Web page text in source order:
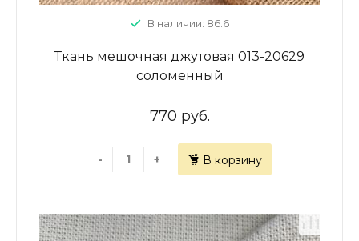
В наличии: 86.6
Ткань мешочная джутовая 013-20629
соломенный
770 руб.
- + В корзину